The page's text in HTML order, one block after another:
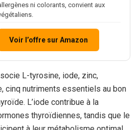
ni colorants, convient aux
Voir l’offre sur Amazon
L-tyrosine, iode, zinc,
cinq nutriments essentiels au bon
L’iode contribue à la
thyroïdiennes, tandis que le